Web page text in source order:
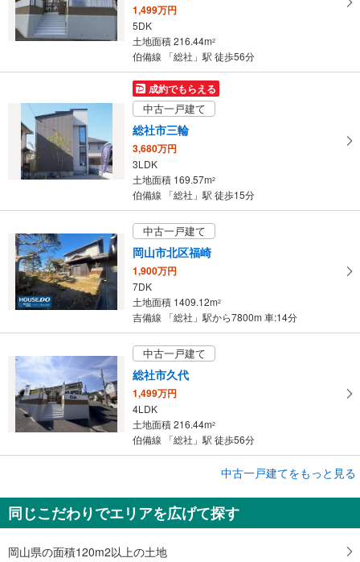
1,499万円
5DK
土地面積 216.44m2
伯備線 「総社」駅 徒歩56分
成約でもらえる
中古一戸建て
総社市三輪
3,680万円
3LDK
土地面積 169.57m2
伯備線 「総社」駅 徒歩15分
中古一戸建て
岡山市北区福崎
1,900万円
7DK
土地面積 1409.12m2
吉備線 「総社」駅から7800m 車:14分
中古一戸建て
総社市久代
1,499万円
4LDK
土地面積 216.44m2
伯備線 「総社」駅 徒歩56分
総社市中原
2,000万円
3LDK
土地面積 148.77m
中古一戸建てをもっと見る
同じこだわりでエリアを広げて探す
岡山県の面積120m2以上の土地